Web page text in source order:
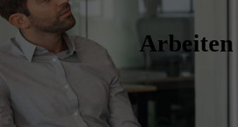
Arbeiten